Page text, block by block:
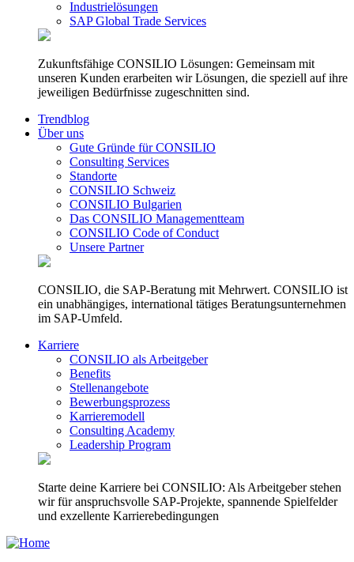
Industrielösungen
SAP Global Trade Services
Zukunftsfähige CONSILIO Lösungen: Gemeinsam mit
unseren Kunden erarbeiten wir Lösungen, die speziell auf ihre
jeweiligen Bedürfnisse zugeschnitten sind.
Trendblog
Über uns
Gute Gründe für CONSILIO
Consulting Services
Standorte
CONSILIO Schweiz
CONSILIO Bulgarien
Das CONSILIO Managementteam
CONSILIO Code of Conduct
Unsere Partner
CONSILIO, die SAP-Beratung mit Mehrwert. CONSILIO ist
ein unabhängiges, international tätiges Beratungsunternehmen
im SAP-Umfeld.
Karriere
CONSILIO als Arbeitgeber
Benefits
Stellenangebote
Bewerbungsprozess
Karrieremodell
Consulting Academy
Leadership Program
Starte deine Karriere bei CONSILIO: Als Arbeitgeber stehen
wir für anspruchsvolle SAP-Projekte, spannende Spielfelder
und exzellente Karrierebedingungen